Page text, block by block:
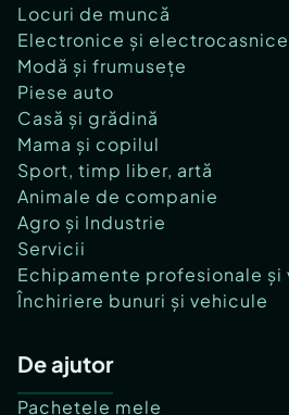
Locuri de muncă
Electronice și electrocasnice
Modă și frumusețe
Piese auto
Casă și grădină
Mama și copilul
Sport, timp liber, artă
Animale de companie
Agro și Industrie
Servicii
Echipamente profesionale și
Închiriere bunuri și vehicule
De ajutor
Pachetele mele